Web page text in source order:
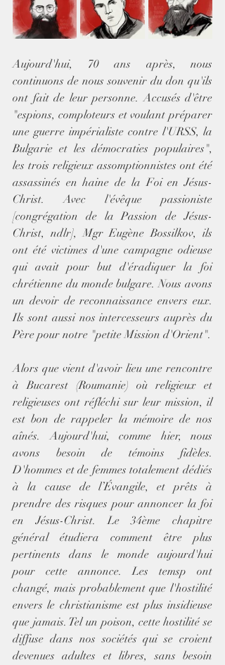
Aujourd'hui, 70 ans après, nous
continuons de nous souvenir du don qu'ils
ont fait de leur personne. Accusés d'être
"espions, comploteurs et voulant préparer
une guerre impérialiste contre l'URSS, la
Bulgarie et les démocraties populaires",
les trois religieux assomptionnistes ont été
assassinés en haine de la Foi en Jésus-
Christ. Avec l'évêque passioniste
[congrégation de la Passion de Jésus-
Christ, ndlr], Mgr Eugène Bossilkov, ils
ont été victimes d'une campagne odieuse
qui avait pour but d'éradiquer la foi
chrétienne du monde bulgare. Nous avons
un devoir de reconnaissance envers eux.
Ils sont aussi nos intercesseurs auprès du
Père pour notre "petite Mission d'Orient".
Alors que vient d'avoir lieu une rencontre
à Bucarest (Roumanie) où religieux et
religieuses ont réfléchi sur leur mission, il
est bon de rappeler la mémoire de nos
aînés. Aujourd'hui, comme hier, nous
avons besoin de témoins fidèles.
D'hommes et de femmes totalement dédiés
à la cause de l’Évangile, et prêts à
prendre des risques pour annoncer la foi
en Jésus-Christ. Le 34ème chapitre
général étudiera comment être plus
pertinents dans le monde aujourd'hui
pour cette annonce. Les temsp ont
changé, mais probablement que l'hostilité
envers le christianisme est plus insidieuse
que jamais. Tel un poison, cette hostilité se
diffuse dans nos sociétés qui se croient
devenues adultes et libres, sans besoin